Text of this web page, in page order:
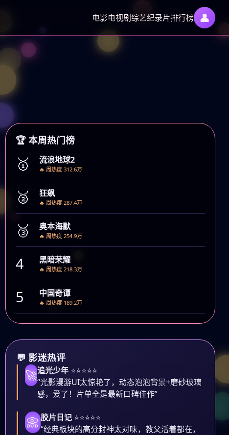
电影电视剧综艺纪录片排行榜 👤
🏆 本周热门榜
🥇 流浪地球2
🔥 周热度 312.6万
🥈 狂飙
🔥 周热度 287.4万
🥉 奥本海默
🔥 周热度 254.9万
4 黑暗荣耀
🔥 周热度 218.3万
5 中国奇谭
🔥 周热度 189.2万
💬 影迷热评
🚀追光少年 ⭐⭐⭐⭐⭐
“光影漫游UI太惊艳了，动态泡泡背景+磨砂玻璃
感，爱了！片单全是最新口碑佳作”
📀 胶片日记⭐⭐⭐⭐⭐
“经典板块的高分封神太对味，教父活着都在，